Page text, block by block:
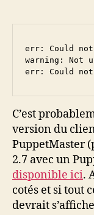
err: Could not
warning: Not
err: Could
C’est
version du
PuppetMaster
2.7 avec un
disponible ici.
cotés et si tout
devrait